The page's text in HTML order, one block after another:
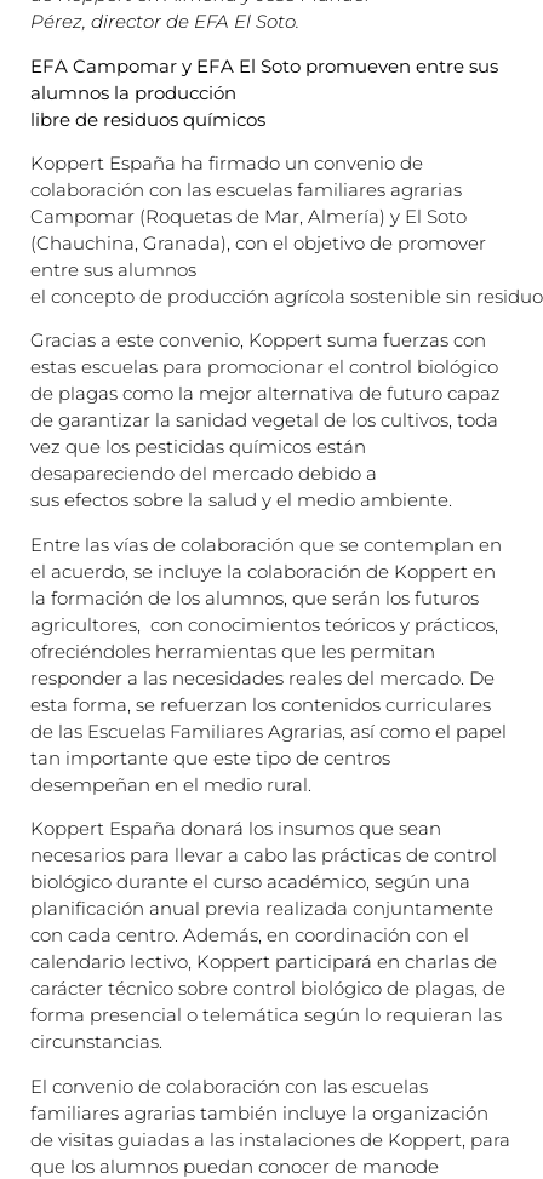
Pérez, director de EFA El Soto.
EFA Campomar y EFA El Soto promueven entre sus
alumnos la producción
libre de residuos químicos
Koppert España ha firmado un convenio de
colaboración con las escuelas familiares agrarias
Campomar (Roquetas de Mar, Almería) y El Soto
(Chauchina, Granada), con el objetivo de promover
entre sus alumnos
el concepto de producción agrícola sostenible sin
Gracias a este convenio, Koppert suma fuerzas con
estas escuelas para promocionar el control biológico
de plagas como la mejor alternativa de futuro capaz
de garantizar la sanidad vegetal de los cultivos, toda
vez que los pesticidas químicos están
desapareciendo del mercado debido a
sus efectos sobre la salud y el medio ambiente.
Entre las vías de colaboración que se contemplan en
el acuerdo, se incluye la colaboración de Koppert en
la formación de los alumnos, que serán los futuros
agricultores, con conocimientos teóricos y prácticos,
ofreciéndoles herramientas que les permitan
responder a las necesidades reales del mercado. De
esta forma, se refuerzan los contenidos curriculares
de las Escuelas Familiares Agrarias, así como el papel
tan importante que este tipo de centros
desempeñan en el medio rural.
Koppert España donará los insumos que sean
necesarios para llevar a cabo las prácticas de control
biológico durante el curso académico, según una
planificación anual previa realizada conjuntamente
con cada centro. Además, en coordinación con el
calendario lectivo, Koppert participará en charlas de
carácter técnico sobre control biológico de plagas, de
forma presencial o telemática según lo requieran las
circunstancias.
El convenio de colaboración con las escuelas
familiares agrarias también incluye la organización
de visitas guiadas a las instalaciones de Koppert, para
que los alumnos puedan conocer de manode